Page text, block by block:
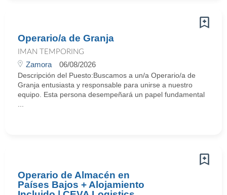
Operario/a de Granja
IMAN TEMPORING
Zamora 06/08/2026
Descripción del Puesto:Buscamos a un/a Operario/a de
Granja entusiasta y responsable para unirse a nuestro
equipo. Esta persona desempeñará un papel fundamental
Operario de Almacén en
Países Bajos + Alojamiento